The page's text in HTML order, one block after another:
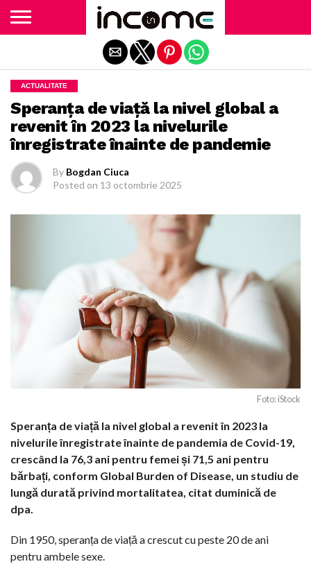
ACTUALITATE
Speranța de viață la nivel global a
revenit în 2023 la nivelurile
înregistrate înainte de pandemie
By Bogdan Ciuca
Posted on 13 octombrie 2025
Foto: iStock
Speranța de viață la nivel global a revenit în 2023 la
nivelurile înregistrate înainte de pandemia de Covid-19,
crescând la 76,3 ani pentru femei și 71,5 ani pentru
bărbați, conform Global Burden of Disease, un studiu de
lungă durată privind mortalitatea, citat duminică de
dpa.
Din 1950, speranța de viață a crescut cu peste 20 de ani
pentru ambele sexe.
Exit mobile version